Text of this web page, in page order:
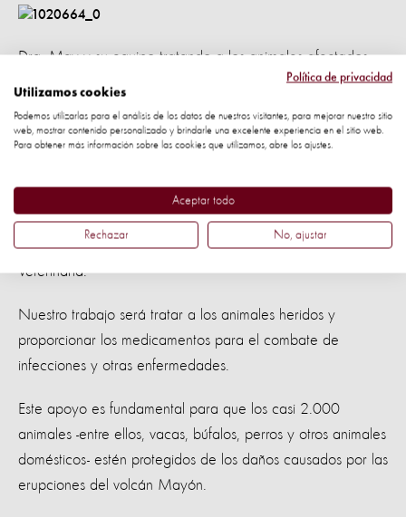
Dra. May y su equipo tratando a los animales afectados
por la erupción del volcán Mayon. Foto: Jeremias Espiritu /
Protección Animal Mundial
¿Qué estamos haciendo?
La Dra. May y su equipo están coordinando un plan para
rescatar a los animales que aún están en las zonas de
peligro, directamente con el Departamento Provincial de
Veterinaria.
Nuestro trabajo será tratar a los animales heridos y
proporcionar los medicamentos para el combate de
infecciones y otras enfermedades.
Este apoyo es fundamental para que los casi 2.000
animales -entre ellos, vacas, búfalos, perros y otros animales
domésticos- estén protegidos de los daños causados ​​por las
erupciones del volcán Mayón.
Política de privacidad
Utilizamos cookies
Podemos utilizarlas para el análisis de los datos de nuestros visitantes, para mejorar nuestro sitio
web, mostrar contenido personalizado y brindarle una excelente experiencia en el sitio web.
Para obtener más información sobre las cookies que utilizamos, abre los ajustes.
Aceptar todo
Rechazar No, ajustar